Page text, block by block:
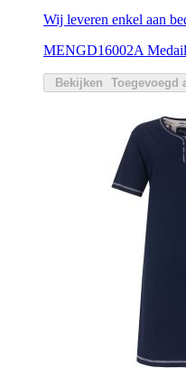
Wij leveren enkel aan
MENGD16002A
Bekijken Toegevoegd